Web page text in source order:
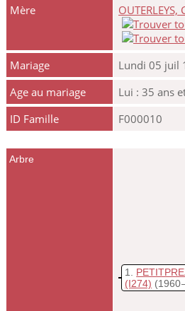
Mère
Mariage
Lundi 05 juil
Age au mariage
Lui : 35 ans
ID Famille
F000010
Arbre
1
(I274) (1960